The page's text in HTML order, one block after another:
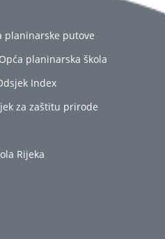
planinarske putove
Opća planinarska škola
Index
za zaštitu prirode
Rijeka